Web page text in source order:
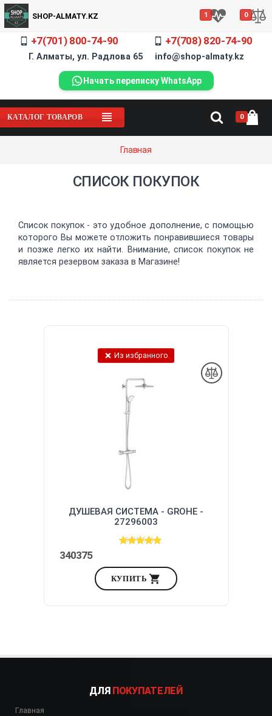
SHOP-ALMATY.KZ 1 0
+7(701) 800-74-90 +7(708) 820-74-90
Г. Алматы, ул. Радлова 65 info@shop-almaty.kz
Начать переписку WhatsApp
КАТАЛОГ ТОВАРОВ 0
Главная
СПИСОК ПОКУПОК
Список покупок - это удобное дополнение, с помощью
которого Вы можете отложить понравившиеся товары
и позже легко их найти. Внимание, список покупок не
является резервом заказа в Магазине!
Из избранного
ДУШЕВАЯ СИСТЕМА - GROHE -
27296003
(5.0)1(5.0)
340375
КУПИТЬ
ДЛЯ ПОКУПАТЕЛЕЙ
Главная